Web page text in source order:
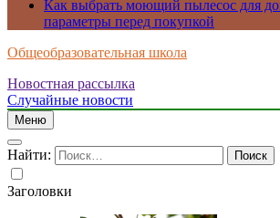
Как выбрать моющий пылесос для
параметры перед покупкой
Общеобразовательная школа
Новостная рассылка
Случайные новости
Меню
Найти:
Заголовки